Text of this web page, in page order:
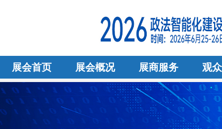
展会首页 展会概况 展商服务 观